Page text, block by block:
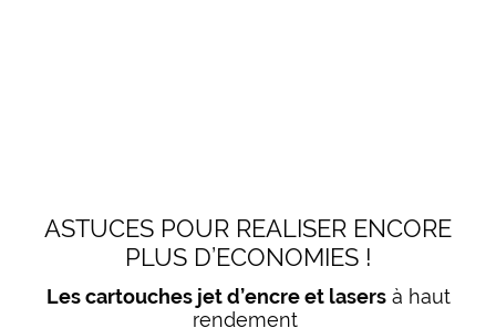
ASTUCES POUR REALISER ENCORE
PLUS D’ECONOMIES !
Les cartouches jet d’encre et lasersà haut
rendement